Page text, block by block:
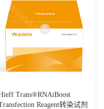
Trans®RNAiBoost
Reagent转染试剂